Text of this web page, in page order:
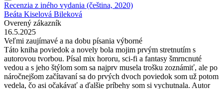
Recenzia z iného vydania (čeština, 2020)
Beáta Kiselová Bileková
Overený zákazník
16.5.2025
Veľmi zaujímavé a na dobu písania výborné
Táto kniha poviedok a novely bola mojim prvým stretnutím s
autorovou tvorbou. Písal mix hororu, sci-fi a fantasy šmrncnuté
vedou a s jeho štýlom som sa najprv musela trošku zoznámiť, ale po
náročnejšom začítavaní sa do prvých dvoch poviedok som už potom
vedela, čo asi očakávať a ďalšie príbehy som si vychutnala. Autor